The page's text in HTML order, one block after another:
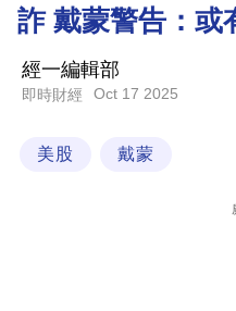
商
科
詐 戴蒙警告：或
經一編輯部
即時財經 Oct 17 2025
美股 戴蒙